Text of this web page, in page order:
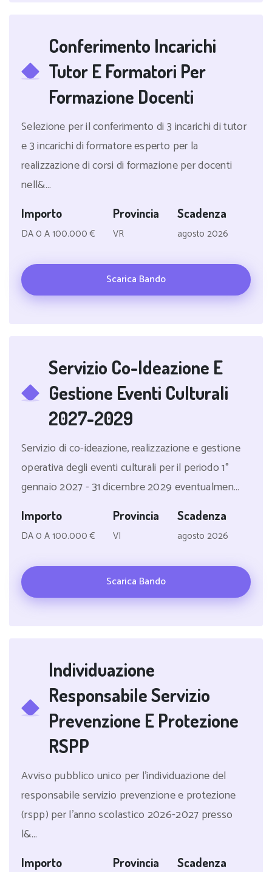
Conferimento Incarichi
Tutor E Formatori Per
Formazione Docenti
Selezione per il conferimento di 3 incarichi di tutor
e 3 incarichi di formatore esperto per la
realizzazione di corsi di formazione per docenti
nell&...
Importo
DA 0 A 100.000 €
Provincia
VR
Scadenza
agosto 2026
Scarica Bando
Servizio Co-Ideazione E
Gestione Eventi Culturali
2027-2029
Servizio di co-ideazione, realizzazione e gestione
operativa degli eventi culturali per il periodo 1°
gennaio 2027 - 31 dicembre 2029 eventualmen...
Importo
DA 0 A 100.000 €
Provincia
VI
Scadenza
agosto 2026
Scarica Bando
Individuazione
Responsabile Servizio
Prevenzione E Protezione
RSPP
Avviso pubblico unico per l'individuazione del
responsabile servizio prevenzione e protezione
(rspp) per l'anno scolastico 2026-2027 presso
l&...
Importo Provincia Scadenza